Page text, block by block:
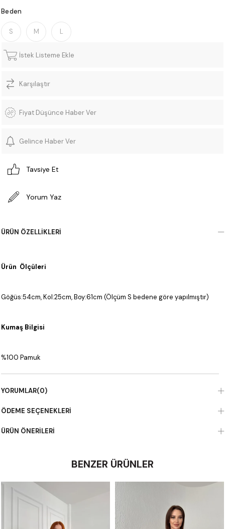
Beden
S M L
İstek Listeme Ekle
Karşılaştır
Fiyat Düşünce Haber Ver
Gelince Haber Ver
Tavsiye Et
Yorum Yaz
ÜRÜN ÖZELLIKLERI
Ürün Ölçüleri
Göğüs:54cm, Kol:25cm, Boy:61cm (Ölçüm S bedene göre yapılmıştır)
Kumaş Bilgisi
%100 Pamuk
YORUMLAR(0)
ÖDEME SEÇENEKLERI
ÜRÜN ÖNERILERI
BENZER ÜRÜNLER